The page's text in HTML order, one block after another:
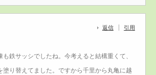
返信 引用
鉄サッシでしたね。今考えると結構重くて、
塗り替えてました。ですから千里から丸亀に越